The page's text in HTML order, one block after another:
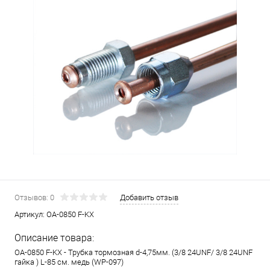
Отзывов: 0
Добавить отзыв
Артикул: OA-0850 F-KX
Описание товара:
OA-0850 F-KX - Трубка тормозная d-4,75мм. (3/8 24UNF/ 3/8 24UNF
гайка ) L-85 см. медь (WP-097)